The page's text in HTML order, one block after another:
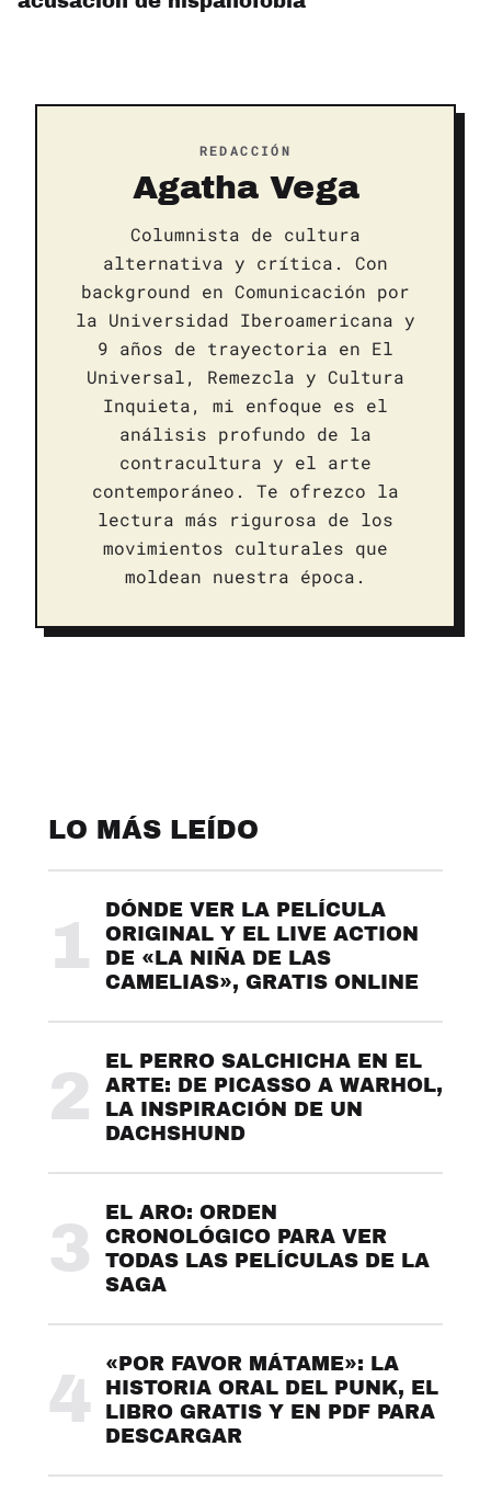
REDACCIÓN
Agatha Vega
Columnista de cultura
alternativa y crítica. Con
background en Comunicación por
la Universidad Iberoamericana y
9 años de trayectoria en El
Universal, Remezcla y Cultura
Inquieta, mi enfoque es el
análisis profundo de la
contracultura y el arte
contemporáneo. Te ofrezco la
lectura más rigurosa de los
movimientos culturales que
moldean nuestra época.
LO MÁS LEÍDO
1
DÓNDE VER LA PELÍCULA
ORIGINAL Y EL LIVE ACTION
DE «LA NIÑA DE LAS
CAMELIAS», GRATIS ONLINE
2
EL PERRO SALCHICHA EN EL
ARTE: DE PICASSO A WARHOL,
LA INSPIRACIÓN DE UN
DACHSHUND
3
EL ARO: ORDEN
CRONOLÓGICO PARA VER
TODAS LAS PELÍCULAS DE LA
SAGA
4
«POR FAVOR MÁTAME»: LA
HISTORIA ORAL DEL PUNK, EL
LIBRO GRATIS Y EN PDF PARA
DESCARGAR